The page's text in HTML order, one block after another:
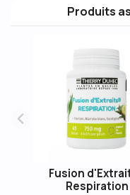
Produits
Fusion
Respiration